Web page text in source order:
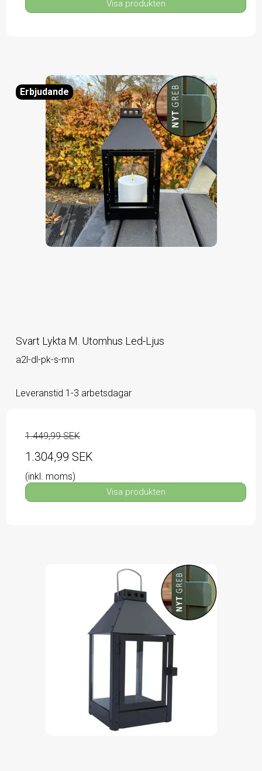
Visa produkten
Erbjudande
Svart Lykta M. Utomhus Led-Ljus
a2l-dl-pk-s-mn
Leveranstid 1-3 arbetsdagar
1.449,99 SEK
1.304,99 SEK
(inkl. moms)
Visa produkten